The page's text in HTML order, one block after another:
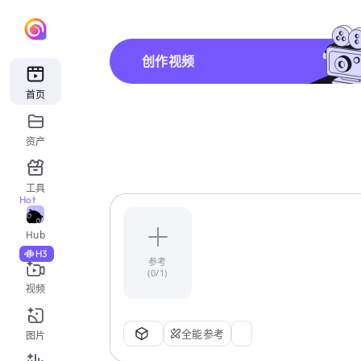
首页
资产
工具
Hub
Hot
视频
H3
图片
创作视频
参考
(0/1)
全能参考